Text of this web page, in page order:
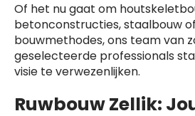
Of het nu gaat om
betonconstructies, staalbouw
bouwmethodes, ons team van
geselecteerde professionals
visie te verwezenlijken.
Ruwbouw Zellik: